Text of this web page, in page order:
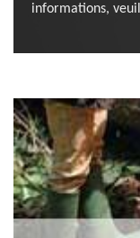
informations,